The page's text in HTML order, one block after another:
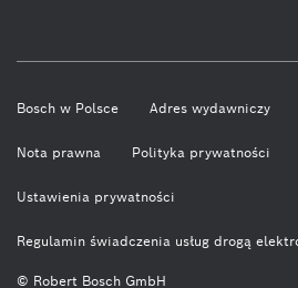
© Robert Bosch GmbH
Bosch w Polsce Adres wydawniczy
Nota prawna Polityka prywatności
Ustawienia prywatności
Regulamin świadczenia usług drogą